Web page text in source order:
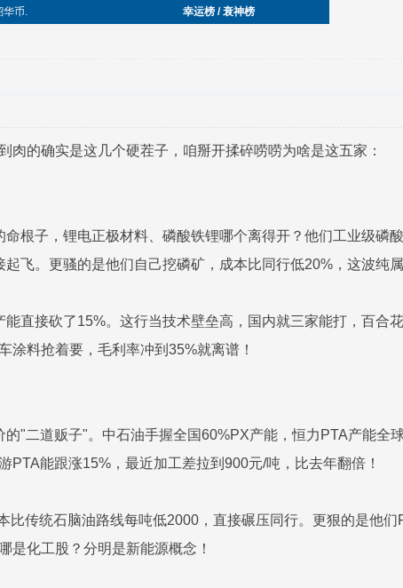
华币. 幸运榜 / 衰神榜
肉的确实是这几个硬茬子，咱掰开揉碎唠唠为啥是这五家：
根子，锂电正极材料、磷酸铁锂哪个离得开？他们工业级磷
飞。更骚的是他们自己挖磷矿，成本比同行低20%，这波纯属
直接砍了15%。这行当技术壁垒高，国内就三家能打，百合
涂料抢着要，毛利率冲到35%就离谱！
"二道贩子"。中石油手握全国60%PX产能，恒力PTA产能全
能跟涨15%，最近加工差拉到900元/吨，比去年翻倍！
比传统石脑油路线每吨低2000，直接碾压同行。更狠的是他
是化工股？分明是新能源概念！